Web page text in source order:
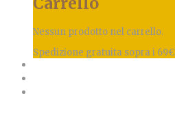
Nessun prodotto nel carrello.
Spedizione gratuita sopra i 69€